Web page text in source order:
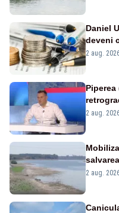
Daniel
deveni
2 aug.
Piperea
2 aug.
va
2 aug.